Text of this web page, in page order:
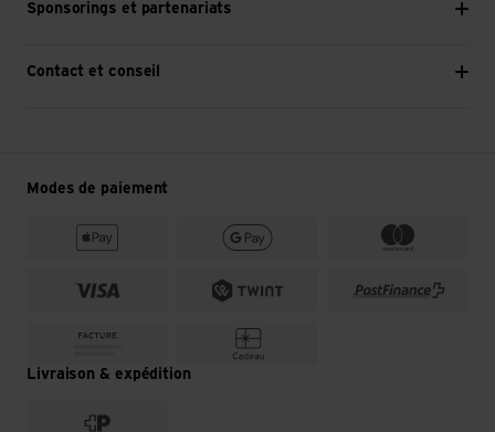
Sponsorings et partenariats
Contact et conseil
Modes de paiement
Livraison & expédition